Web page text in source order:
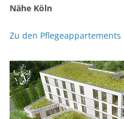
Nähe Köln
Zu den